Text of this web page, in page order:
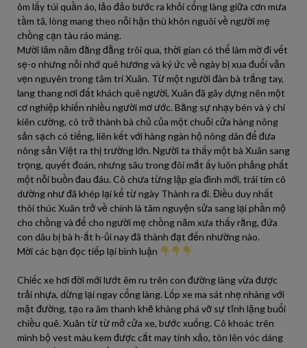
ôm lấy túi quần áo, lảo đảo bước ra khỏi cổng làng giữa cơn mưa
tầm tã, lòng mang theo nỗi hận thù khôn nguôi về người mẹ
chồng cạn tàu ráo máng.
Mười lăm năm đằng đẵng trôi qua, thời gian có thể làm mờ đi vết
sẹ-o nhưng nỗi nhớ quê hương và ký ức về ngày bị xua đuổi vẫn
vẹn nguyên trong tâm trí Xuân. Từ một người đàn bà trắng tay,
lang thang nơi đất khách quê người, Xuân đã gây dựng nên một
cơ nghiệp khiến nhiều người mơ ước. Bằng sự nhạy bén và ý chí
kiên cường, cô trở thành bà chủ của một chuỗi cửa hàng nông
sản sạch có tiếng, liên kết với hàng ngàn hộ nông dân để đưa
nông sản Việt ra thị trường lớn. Người ta thấy một bà Xuân sang
trọng, quyết đoán, nhưng sâu trong đôi mắt ấy luôn phảng phất
một nỗi buồn đau đáu. Cô chưa từng lập gia đình mới, trái tim cô
dường như đã khép lại kể từ ngày Thành ra đi. Điều duy nhất
thôi thúc Xuân trở về chính là tâm nguyện sửa sang lại phần mộ
cho chồng và để cho người mẹ chồng năm xưa thấy rằng, đứa
con dâu bị bà h-ắt h-ủi nay đã thành đạt đến nhường nào.
Mời các bạn đọc tiếp lại bình luận
Chiếc xe hơi đời mới lướt êm ru trên con đường làng vừa được
trải nhựa, dừng lại ngay cổng làng. Lốp xe ma sát nhẹ nhàng với
mặt đường, tạo ra âm thanh khẽ khàng phá vỡ sự tĩnh lặng buổi
chiều quê. Xuân từ từ mở cửa xe, bước xuống. Cô khoác trên
mình bộ vest màu kem được cắt may tinh xảo, tôn lên vóc dáng